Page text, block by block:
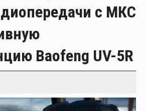
с МКС
Baofeng UV-5R